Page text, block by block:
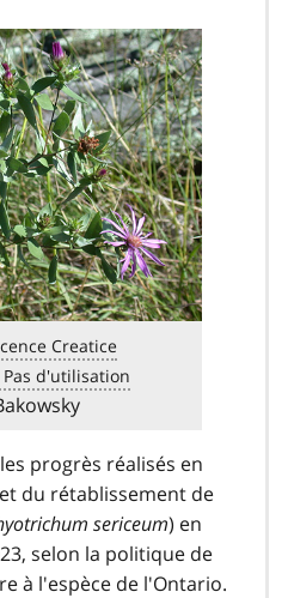
progrès réalisés en
du rétablissement de
sericeum) en
selon la politique de
à l'espèce de l'Ontario.